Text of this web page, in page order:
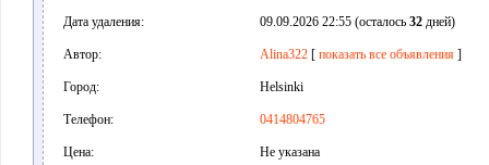
Дата удаления: 09.09.2026 22:55 (осталось 32дней)
Автор: Alina322[ показать все объявления]
Город: Helsinki
Телефон: 0414804765
Цена: Не указана